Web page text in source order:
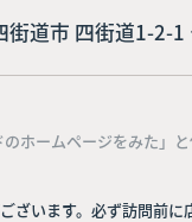
道市 四街道1-2-1
ホームページをみた」
います。必ず訪問前に